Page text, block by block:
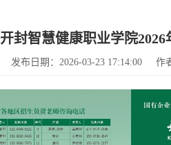
开封智慧健康职业学院
发布日期：2026-03-23 17:14:00 作